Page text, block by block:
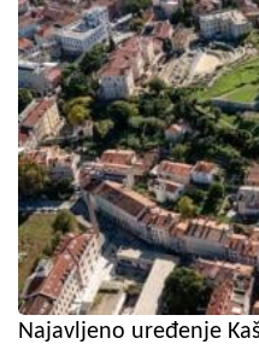
Najavljeno uređenje